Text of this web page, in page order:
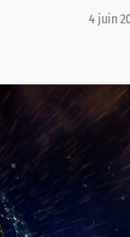
4 juin